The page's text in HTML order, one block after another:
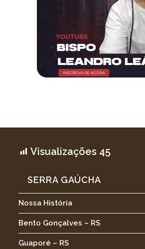
Visualizações 45
SERRA GAÚCHA
Nossa História
Bento Gonçalves – RS
Guaporé – RS